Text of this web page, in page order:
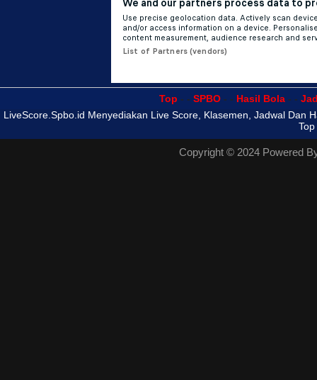
Top - - SPBO- - Hasil Bola- -
LiveScore.Spbo.id Menyediakan Live Score, Klasemen, Jadwal Dan
Copyright © 2024 Powered